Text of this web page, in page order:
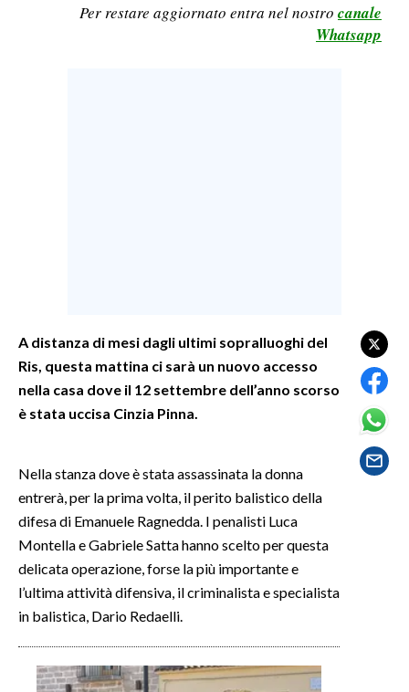
GOSSIP
SALUTE
SARDI NEL MONDO
NOTIZIE
EVENTI
#CARAUNIONE
INSULARITÀ
Per restare aggiornato entra nel nostro canale
Whatsapp
A distanza di mesi dagli ultimi sopralluoghi del
Ris, questa mattina ci sarà un nuovo accesso
nella casa dove il 12 settembre dell’anno scorso
è stata uccisa Cinzia Pinna.
Nella stanza dove è stata assassinata la donna
entrerà, per la prima volta, il perito balistico della
difesa di Emanuele Ragnedda. I penalisti Luca
Montella e Gabriele Satta hanno scelto per questa
delicata operazione, forse la più importante e
l’ultima attività difensiva, il criminalista e specialista
in balistica, Dario Redaelli.